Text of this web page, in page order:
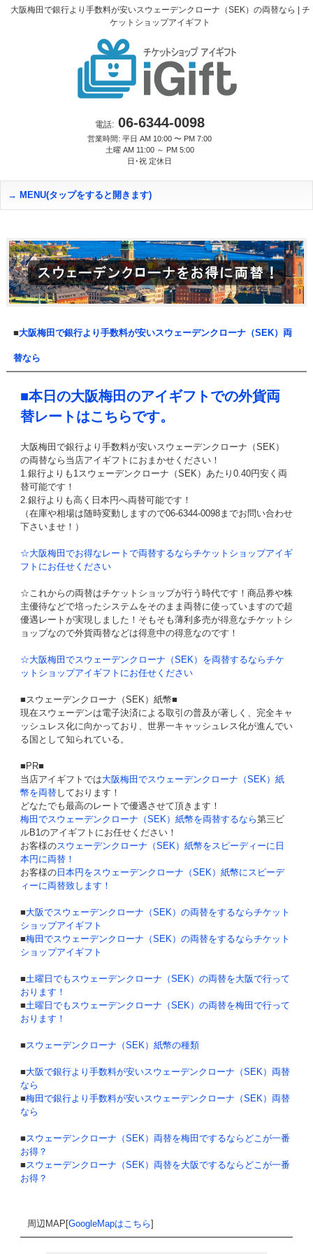
大阪梅田で銀行より手数料が安いスウェーデンクローナ（SEK）の両替なら | チ
ケットショップアイギフト
電話:06-6344-0098
営業時間: 平日 AM 10:00 〜 PM 7:00
土曜 AM 11:00 ～ PM 5:00
日･祝 定休日
MENU(タップをすると開きます)
■大阪梅田で銀行より手数料が安いスウェーデンクローナ（SEK）両
替なら
■本日の大阪梅田のアイギフトでの外貨両
替レートはこちらです。
大阪梅田で銀行より手数料が安いスウェーデンクローナ（SEK）
の両替なら当店アイギフトにおまかせください！
1.銀行よりも1スウェーデンクローナ（SEK）あたり0.40円安く両
替可能です！
2.銀行よりも高く日本円へ両替可能です！
（在庫や相場は随時変動しますので06-6344-0098までお問い合わせ
下さいませ！）
☆大阪梅田でお得なレートで両替するならチケットショップアイギ
フトにお任せください
☆これからの両替はチケットショップが行う時代です！商品券や株
主優待などで培ったシステムをそのまま両替に使っていますので超
優遇レートが実現しました！そもそも薄利多売が得意なチケットシ
ョップなので外貨両替などは得意中の得意なのです！
☆大阪梅田でスウェーデンクローナ（SEK）を両替するならチケ
ットショップアイギフトにお任せください
■スウェーデンクローナ（SEK）紙幣■
現在スウェーデンは電子決済による取引の普及が著しく、完全キャ
ッシュレス化に向かっており、世界一キャッシュレス化が進んでい
る国として知られている。
■PR■
当店アイギフトでは大阪梅田でスウェーデンクローナ（SEK）紙
幣を両替しております！
どなたでも最高のレートで優遇させて頂きます！
梅田でスウェーデンクローナ（SEK）紙幣を両替するなら第三ビ
ルB1のアイギフトにお任せください！
お客様のスウェーデンクローナ（SEK）紙幣をスピーディーに日
本円に両替！
お客様の日本円をスウェーデンクローナ（SEK）紙幣にスピーデ
ィーに両替致します！
■大阪でスウェーデンクローナ（SEK）の両替をするならチケット
ショップアイギフト
■梅田でスウェーデンクローナ（SEK）の両替をするならチケット
ショップアイギフト
■土曜日でもスウェーデンクローナ（SEK）の両替を大阪で行って
おります！
■土曜日でもスウェーデンクローナ（SEK）の両替を梅田で行って
おります！
■ スウェーデンクローナ（SEK）紙幣の種類
■大阪で銀行より手数料が安いスウェーデンクローナ（SEK）両替
なら
■梅田で銀行より手数料が安いスウェーデンクローナ（SEK）両替
なら
■ スウェーデンクローナ（SEK）両替を梅田でするならどこが一番
お得？
■ スウェーデンクローナ（SEK）両替を大阪でするならどこが一番
お得？
周辺MAP[GoogleMapはこちら]